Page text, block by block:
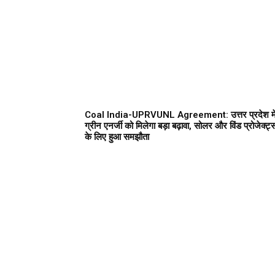
Coal India-UPRVUNL Agreement: उत्तर प्रदेश
ग्रीन एनर्जी को मिलेगा बड़ा बढ़ावा, सोलर और विंड
के लिए हुआ समझौता